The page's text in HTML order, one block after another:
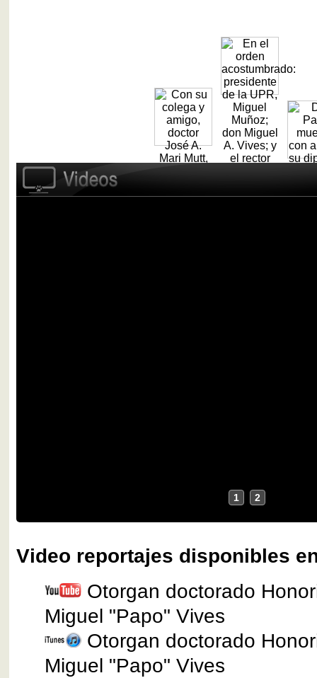
1 2
Video reportajes disponibles
Otorgan doctorado
Miguel "Papo" Vives
Otorgan doctorado
Miguel "Papo" Vives